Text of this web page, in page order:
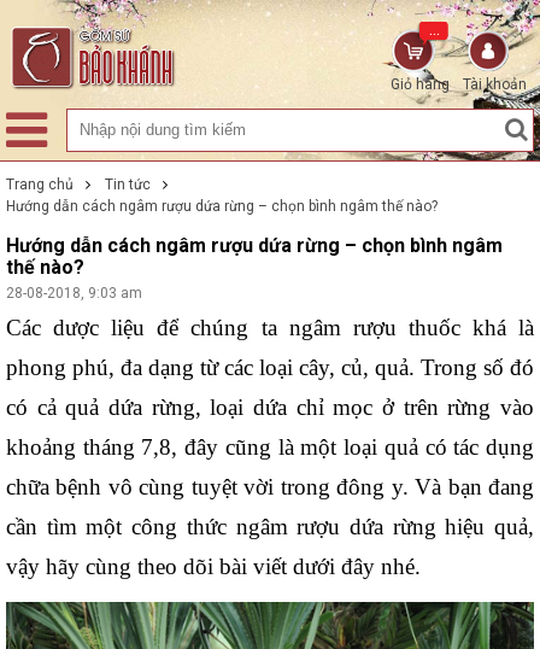
Tài khoản
Giỏ hàng
...
Trang chủ
Tin tức
Hướng dẫn cách ngâm rượu dứa rừng – chọn bình ngâm thế nào?
Hướng dẫn cách ngâm rượu dứa rừng – chọn bình ngâm
thế nào?
28-08-2018, 9:03 am
Các dược liệu để chúng ta ngâm rượu thuốc khá là
phong phú, đa dạng từ các loại cây, củ, quả. Trong số đó
có cả quả dứa rừng, loại dứa chỉ mọc ở trên rừng vào
khoảng tháng 7,8, đây cũng là một loại quả có tác dụng
chữa bệnh vô cùng tuyệt vời trong đông y. Và bạn đang
cần tìm một công thức ngâm rượu dứa rừng hiệu quả,
vậy hãy cùng theo dõi bài viết dưới đây nhé.